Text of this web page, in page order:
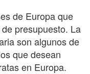
de Europa que
presupuesto. La
son algunos de
que desean
en Europa.